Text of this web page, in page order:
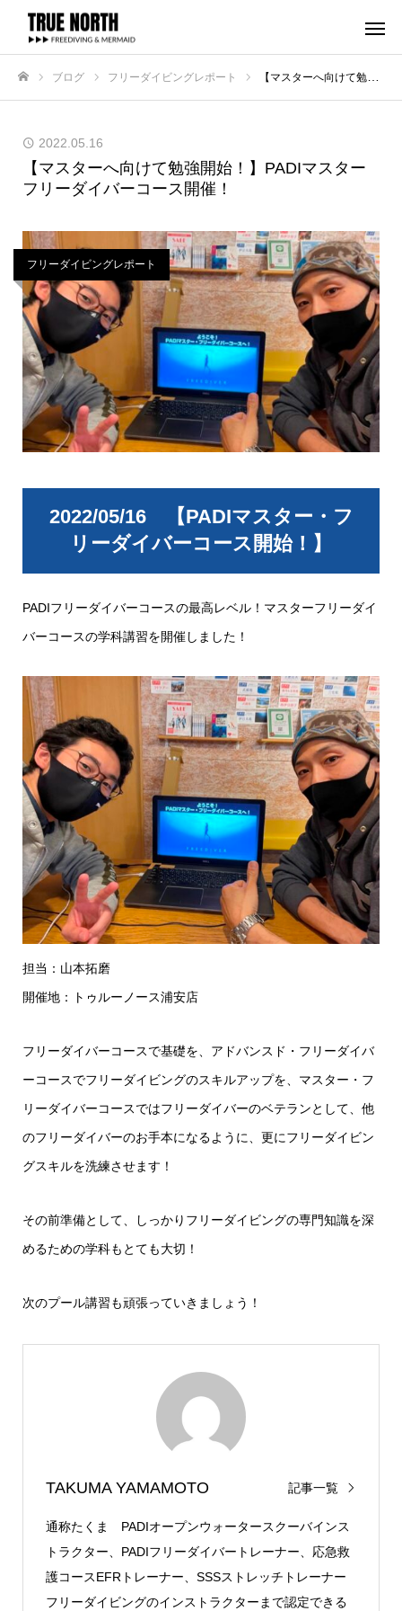
ブログ フリーダイビングレポート 【マスターへ向けて勉強開始！】PADIマスターフリーダイバーコース開催！
2022.05.16
【マスターへ向けて勉強開始！】PADIマスター
フリーダイバーコース開催！
フリーダイビングレポート
2022/05/16 【PADIマスター・フ
リーダイバーコース開始！】
PADIフリーダイバーコースの最高レベル！マスターフリーダイ
バーコースの学科講習を開催しました！
担当：山本拓磨
開催地：トゥルーノース浦安店
フリーダイバーコースで基礎を、アドバンスド・フリーダイバ
ーコースでフリーダイビングのスキルアップを、マスター・フ
リーダイバーコースではフリーダイバーのベテランとして、他
のフリーダイバーのお手本になるように、更にフリーダイビン
グスキルを洗練させます！
その前準備として、しっかりフリーダイビングの専門知識を深
めるための学科もとても大切！
次のプール講習も頑張っていきましょう！
TAKUMA YAMAMOTO 記事一覧
通称たくま PADIオープンウォータースクーバインス
トラクター、PADIフリーダイバートレーナー、応急救
護コースEFRトレーナー、SSSストレッチトレーナー
フリーダイビングのインストラクターまで認定できる